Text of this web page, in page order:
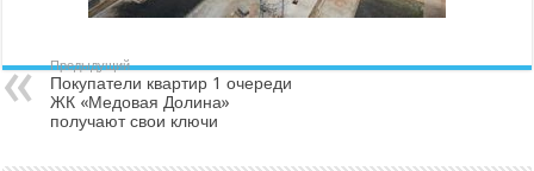
Предыдущий
Покупатели квартир 1 очереди
ЖК «Медовая Долина»
получают свои ключи